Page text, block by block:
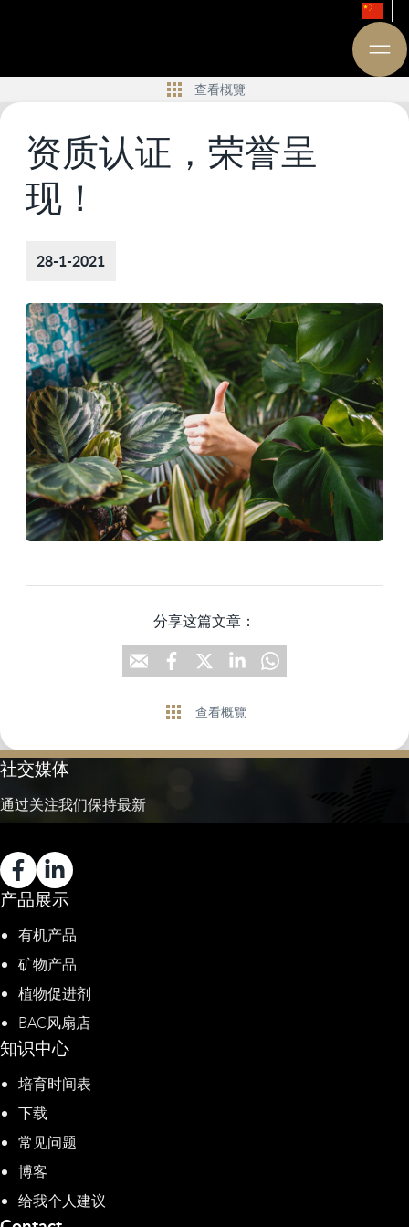
查看概覽
资质认证，荣誉呈
现！
28-1-2021
分享这篇文章：
查看概覽
社交媒体
通过关注我们保持最新
产品展示
有机产品
矿物产品
植物促进剂​
BAC风扇店
知识中心
培育时间表
下载
常见问题
博客
给我个人建议